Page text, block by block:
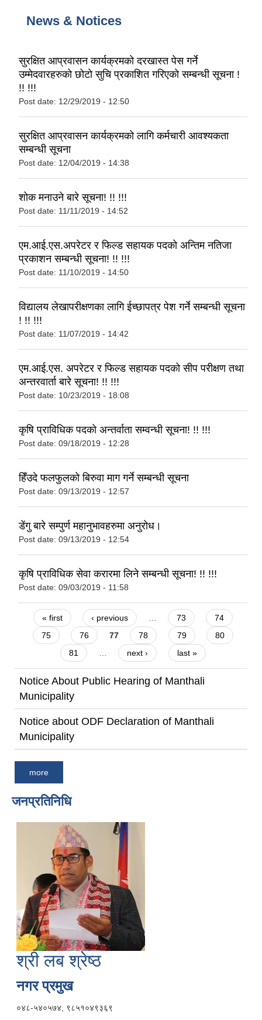
News & Notices
सुरक्षित आप्रवासन कार्यक्रमको दरखास्त पेस गर्ने
उम्मेदवारहरुको छोटो सुचि प्रकाशित गरिएको सम्बन्धी सूचना !
!! !!!
Post date: 12/29/2019 - 12:50
सुरक्षित आप्रवासन कार्यक्रमको लागि कर्मचारी आवश्यकता
सम्बन्धी सूचना
Post date: 12/04/2019 - 14:38
शोक मनाउने बारे सूचना! !! !!!
Post date: 11/11/2019 - 14:52
एम.आई.एस.अपरेटर र फिल्ड सहायक पदको अन्तिम नतिजा
प्रकाशन सम्बन्धी सूचना! !! !!!
Post date: 11/10/2019 - 14:50
विद्यालय लेखापरीक्षणका लागि ईच्छापत्र पेश गर्ने सम्बन्धी सूचना
! !! !!!
Post date: 11/07/2019 - 14:42
एम.आई.एस. अपरेटर र फिल्ड सहायक पदको सीप परीक्षण तथा
अन्तरवार्ता बारे सूचना! !! !!!
Post date: 10/23/2019 - 18:08
कृषि प्राविधिक पदको अन्तर्वाता सम्वन्धी सूचना! !! !!!
Post date: 09/18/2019 - 12:28
हिँउदे फलफुलको बिरुवा माग गर्ने सम्बन्धी सूचना
Post date: 09/13/2019 - 12:57
डेंगु बारे सम्पुर्ण महानुभावहरुमा अनुरोध।
Post date: 09/13/2019 - 12:54
कृषि प्राविधिक सेवा करारमा लिने सम्बन्धी सूचना! !! !!!
Post date: 09/03/2019 - 11:58
Pages
« first ‹ previous … 73
74
75
76 77 78 79
80
81
… next › last »
Notice About Public Hearing of Manthali
Municipality
Notice about ODF Declaration of Manthali
Municipality
more
जनप्रतिनिधि
श्री लब श्रेष्ठ
नगर प्रमुख
०४८-५४०५७४, ९८५१०४९३६९